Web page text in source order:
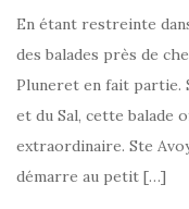
En étant restreinte
des balades près de
Pluneret en fait partie.
et du Sal, cette balade
extraordinaire. Ste
démarre au petit […]